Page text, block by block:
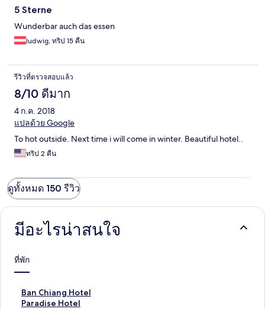
5 Sterne
Wunderbar auch das essen
ludwig, ทริป 15 คืน
รีวิวที่ตรวจสอบแล้ว
8/10 ดีมาก
4 ก.ค. 2018
แปลด้วย Google
To hot outside. Next time i will come in winter. Beautiful hotel..
ทริป 2 คืน
ดูทั้งหมด 150 รีวิว
มีอะไรน่าสนใจ
ที่พัก
Ban Chiang Hotel
ลิ
ง
Paradise Hotel
ลิ